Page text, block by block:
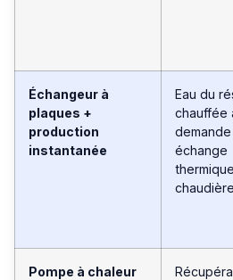
Échangeur à
plaques +
production
instantanée
Eau du
chauffée
échange
chaudière
Pompe à chaleur